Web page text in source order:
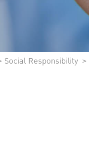
Social Responsibility